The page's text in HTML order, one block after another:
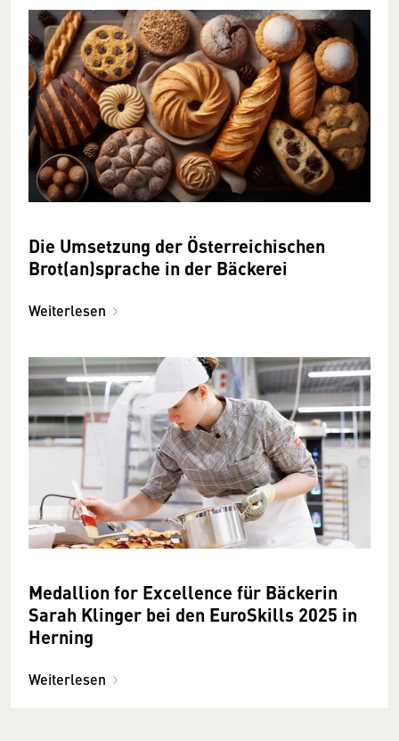
Die Umsetzung der Österreichischen
Brot(an)sprache in der Bäckerei
Weiterlesen
Medallion for Excellence für Bäckerin
Sarah Klinger bei den EuroSkills 2025 in
Herning
Weiterlesen